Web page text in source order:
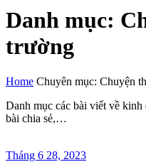
Danh mục:
trường
Home Chuyên mục: Chuyện
Danh mục các bài viết về
bài chia sẻ,…
Tháng 6 28, 2023